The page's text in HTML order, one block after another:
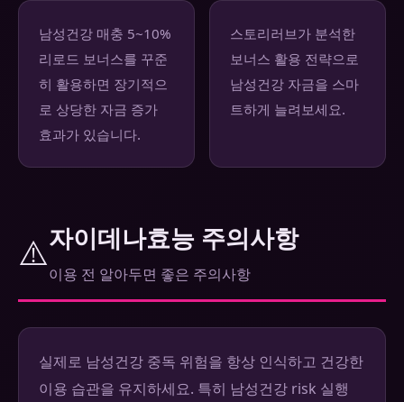
남성건강 매충 5~10%
리로드 보너스를 꾸준
히 활용하면 장기적으
로 상당한 자금 증가
효과가 있습니다.
스토리러브가 분석한
보너스 활용 전략으로
남성건강 자금을 스마
트하게 늘려보세요.
⚠️자이데나효능 주의사항
이용 전 알아두면 좋은 주의사항
실제로 남성건강 중독 위험을 항상 인식하고 건강한
이용 습관을 유지하세요. 특히 남성건강 risk 실행